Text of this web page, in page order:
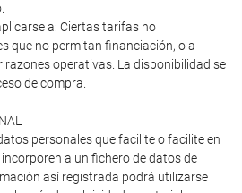
a: Ciertas tarifas no
que no permitan financiación, o a
operativas. La disponibilidad se
de compra.
personales que facilite o facilite en
incorporen a un fichero de datos de
así registrada podrá utilizarse